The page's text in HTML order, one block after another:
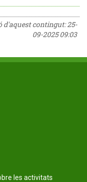
d'aquest contingut:25-
09-2025 09:03
les activitats